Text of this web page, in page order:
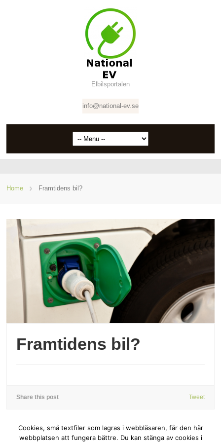
Elbilsportalen
info@national-ev.se
Home Framtidens bil?
Framtidens bil?
Tweet
Share this post
Cookies, små textfiler som lagras i webbläsaren, får den här
webbplatsen att fungera bättre. Du kan stänga av cookies i